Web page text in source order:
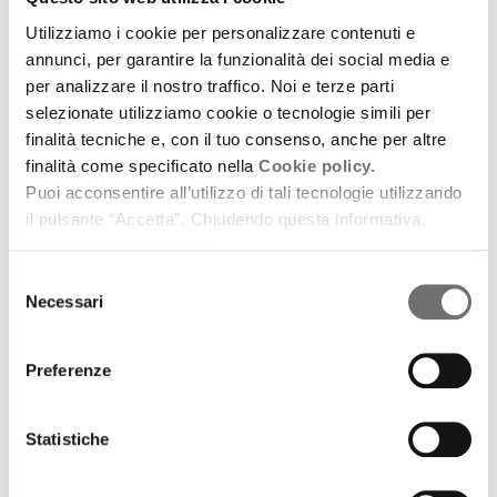
Utilizziamo i cookie per personalizzare contenuti e
annunci, per garantire la funzionalità dei social media e
per analizzare il nostro traffico. Noi e terze parti
selezionate utilizziamo cookie o tecnologie simili per
finalità tecniche e, con il tuo consenso, anche per altre
finalità come specificato nella Cookie policy.
Puoi acconsentire all’utilizzo di tali tecnologie utilizzando
il pulsante “Accetta”. Chiudendo questa informativa,
delNecessari
Preferenze
Statistiche
Ascolta downloadPodcast